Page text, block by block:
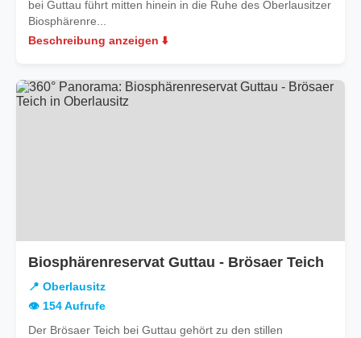
bei Guttau führt mitten hinein in die Ruhe des Oberlausitzer
Biosphärenre...
Beschreibung anzeigen ⬇️
Biosphärenreservat Guttau - Brösaer Teich
📍 Oberlausitz
👁️ 154 Aufrufe
Der Brösaer Teich bei Guttau gehört zu den stillen